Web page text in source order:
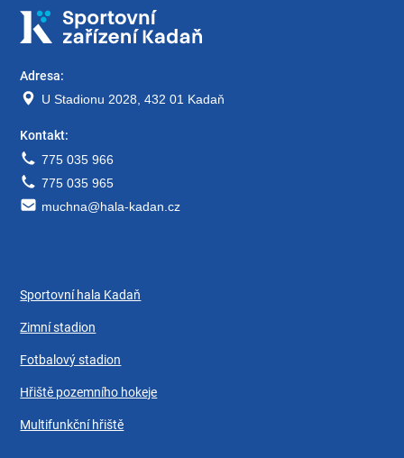
Adresa:
U Stadionu 2028, 432 01 Kadaň
Kontakt:
775 035 966
775 035 965
muchna@hala-kadan.cz
Sportovní hala Kadaň
Zimní stadion
Fotbalový stadion
Hřiště pozemního hokeje
Multifunkční hřiště